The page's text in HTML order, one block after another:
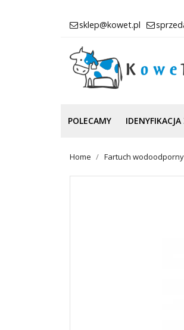
sklep@kowet.pl
POLECAMY
Home Fartuch